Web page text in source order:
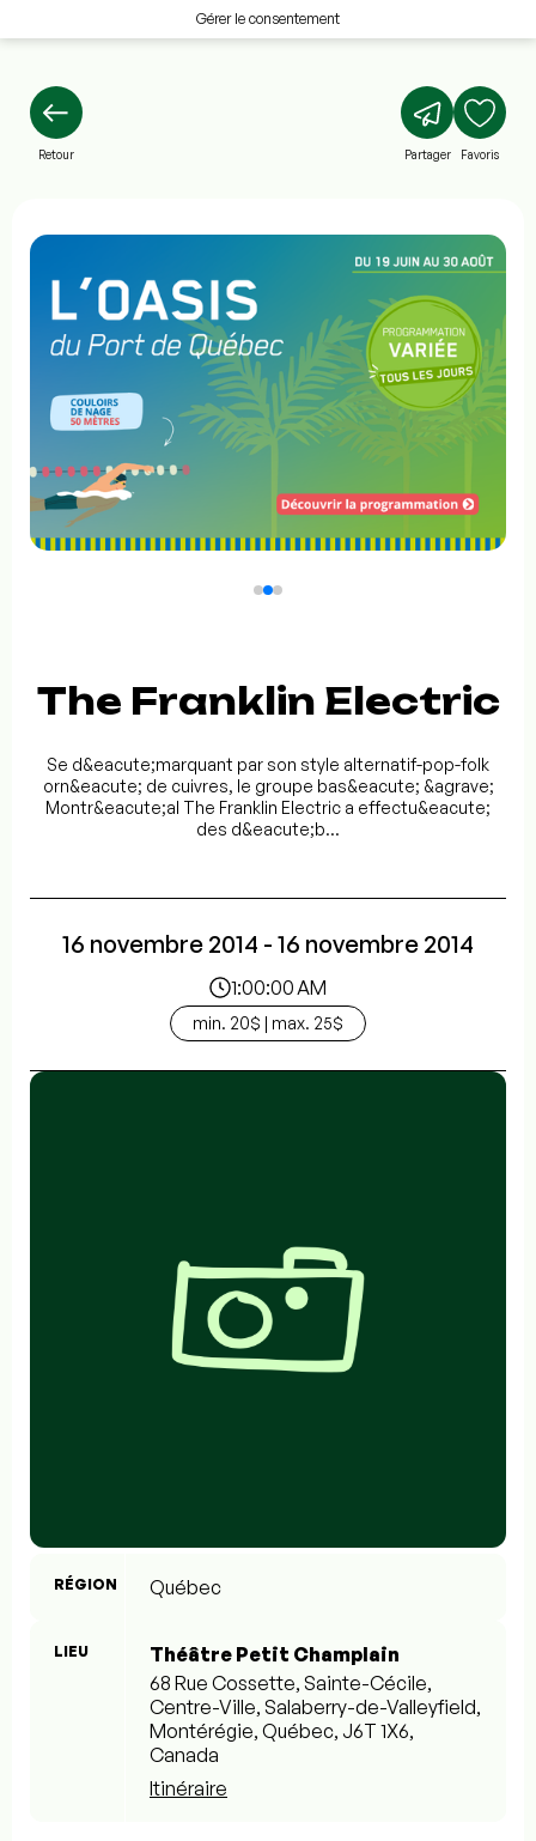
Gérer le consentement
Retour Partager Favoris
The Franklin Electric
Se d&eacute;marquant par son style alternatif-pop-folk
orn&eacute; de cuivres, le groupe bas&eacute; &agrave;
Montr&eacute;al The Franklin Electric a effectu&eacute;
des d&eacute;b...
16 novembre 2014 - 16 novembre 2014
1:00:00 AM
min. 20$ | max. 25$
RÉGION Québec
LIEU
Théâtre Petit Champlain
68 Rue Cossette, Sainte-Cécile,
Centre-Ville, Salaberry-de-Valleyfield,
Montérégie, Québec, J6T 1X6,
Canada
Itinéraire